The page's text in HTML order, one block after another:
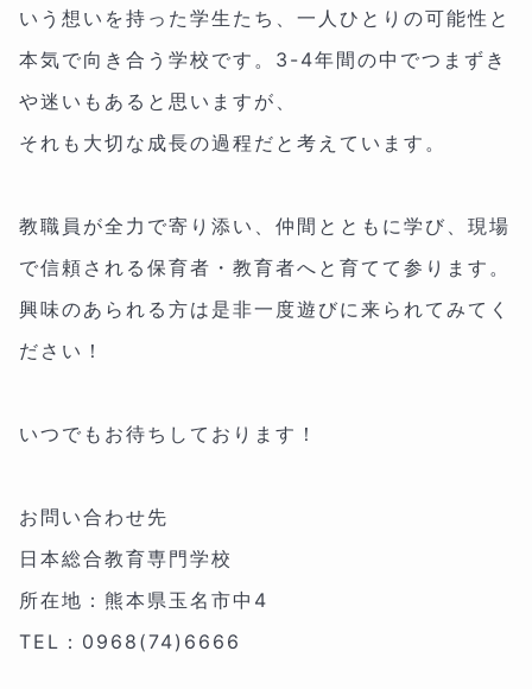
いう想いを持った学生たち、一人ひとりの可能性と
本気で向き合う学校です。3-4年間の中でつまずき
や迷いもあると思いますが、
それも大切な成長の過程だと考えています。
教職員が全力で寄り添い、仲間とともに学び、現場
で信頼される保育者・教育者へと育てて参ります。
興味のあられる方は是非一度遊びに来られてみてく
ださい！
いつでもお待ちしております！
お問い合わせ先
日本総合教育専門学校
所在地：熊本県玉名市中4
TEL：0968(74)6666